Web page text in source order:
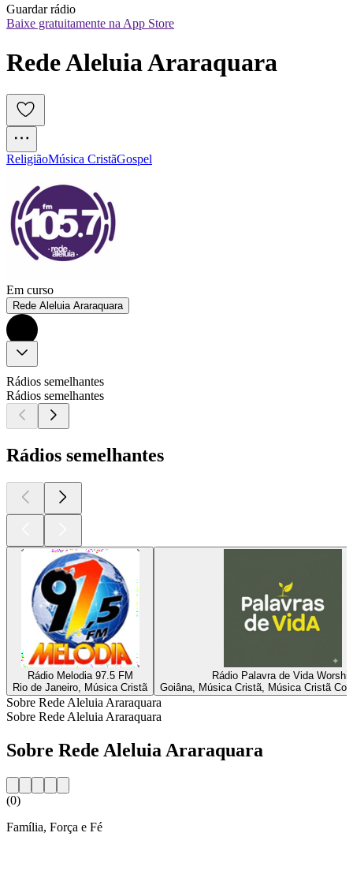
Guardar rádio
Baixe gratuitamente na App Store
Rede Aleluia Araraquara
ReligiãoMúsica CristãGospel
Em curso
Rede Aleluia Araraquara
Rádios semelhantes
Rádios semelhantes
Rádios semelhantes
Rádio Melodia 97.5 FM
Rio de Janeiro, Música Cristã
Rádio Palavra de Vida Worship
Goiâna, Música Cristã, Música Cristã
Sobre Rede Aleluia Araraquara
Sobre Rede Aleluia Araraquara
Sobre Rede Aleluia Araraquara
(0)
Família, Força e Fé